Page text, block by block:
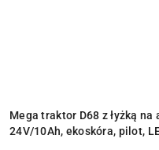
Mega traktor D68 z łyżką
24V/10Ah, ekoskóra, pilot,